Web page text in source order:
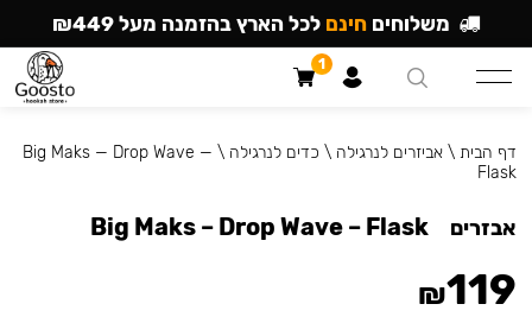
דף הבית \אביזרים לנרגילה \ כדים לנרגילה \
Big Maks — Drop Wave —
Flask
אבזרים Big Maks – Drop Wave – Flask
₪119
משלוחים חינם לכל הארץ בהזמנה מעל ₪449
1